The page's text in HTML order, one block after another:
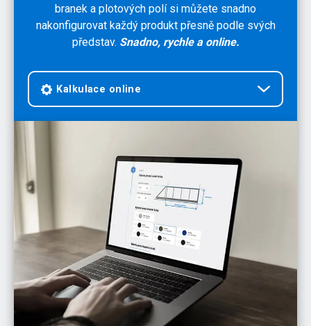
branek a plotových polí si můžete snadno
nakonfigurovat každý produkt přesně podle svých
představ. Snadno, rychle a online.
Kalkulace online